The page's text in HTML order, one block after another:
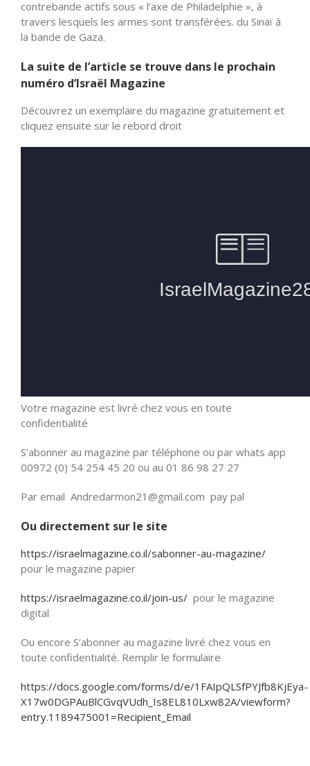
contrebande actifs sous « l’axe de Philadelphie », à
travers lesquels les armes sont transférées. du Sinaï à
la bande de Gaza.
La suite de l’article se trouve dans le prochain
numéro d’Israël Magazine
Découvrez un exemplaire du magazine gratuitement et
cliquez ensuite sur le rebord droit
Votre magazine est livré chez vous en toute
confidentialité
S’abonner au magazine par téléphone ou par whats app
00972 (0) 54 254 45 20 ou au 01 86 98 27 27
Par email Andredarmon21@gmail.com pay pal
Ou directement sur le site
https://israelmagazine.co.il/sabonner-au-magazine/
pour le magazine papier
https://israelmagazine.co.il/join-us/ pour le magazine
digital
Ou encore S’abonner au magazine livré chez vous en
toute confidentialité. Remplir le formulaire
https://docs.google.com/forms/d/e/1FAIpQLSfPYJfb8KjEya-
X17w0DGPAuBlCGvqVUdh_Is8EL810Lxw82A/viewform?
entry.1189475001=Recipient_Email